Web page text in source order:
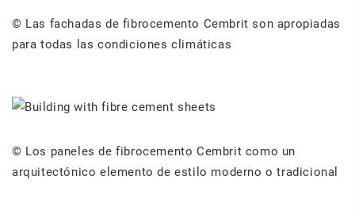
© Las fachadas de fibrocemento Cembrit son apropiadas
para todas las condiciones climáticas
© Los paneles de fibrocemento Cembrit como un
arquitectónico elemento de estilo moderno o tradicional